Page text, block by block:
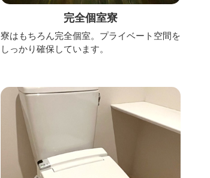
完全個室寮
寮はもちろん完全個室。プライベート空間を
しっかり確保しています。